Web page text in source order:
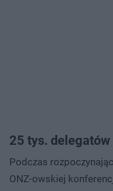
25 tys. delegatów
Podczas
ONZ-owskiej